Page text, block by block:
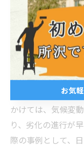
一般的に、外壁塗
すが、実際には外
類によっても異な
ポイントとしては
粉が手につく現象
が見られた場合、
かけては、気候変
り、劣化の進行が
際の事例として、
お気
お気